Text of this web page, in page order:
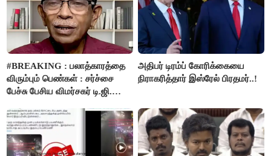
#BREAKING : பலாத்காரத்தை
விரும்பும் பெண்கள் : சர்ச்சை
பேச்சு பேசிய விமர்சகர் டி.ஜி.
அதிபர் டிரம்ப் கோரிக்கையை
நிராகரித்தார் இஸ்ரேல் பிரதமர்..!